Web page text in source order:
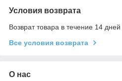
Условия возврата
Возврат товара в течение 14
Все условия возврата
О нас